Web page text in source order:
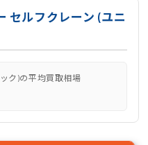
セルフクレーン (ユニ
ク)の平均買取相場